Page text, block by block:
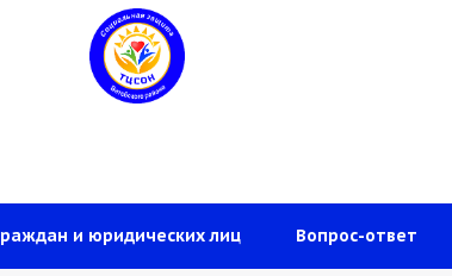
и юридических лиц Вопрос-ответ